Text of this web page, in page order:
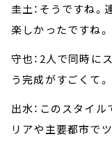
圭土：そうですね
楽しかったですね。
守也：2人で同時に
う完成がすごくて。
出水：このスタイ
リアや主要都市で